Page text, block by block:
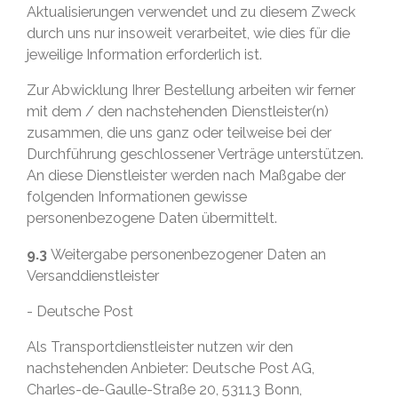
Aktualisierungen verwendet und zu diesem Zweck
durch uns nur insoweit verarbeitet, wie dies für die
jeweilige Information erforderlich ist.
Zur Abwicklung Ihrer Bestellung arbeiten wir ferner
mit dem / den nachstehenden Dienstleister(n)
zusammen, die uns ganz oder teilweise bei der
Durchführung geschlossener Verträge unterstützen.
An diese Dienstleister werden nach Maßgabe der
folgenden Informationen gewisse
personenbezogene Daten übermittelt.
9.3 Weitergabe personenbezogener Daten an
Versanddienstleister
- Deutsche Post
Als Transportdienstleister nutzen wir den
nachstehenden Anbieter: Deutsche Post AG,
Charles-de-Gaulle-Straße 20, 53113 Bonn,